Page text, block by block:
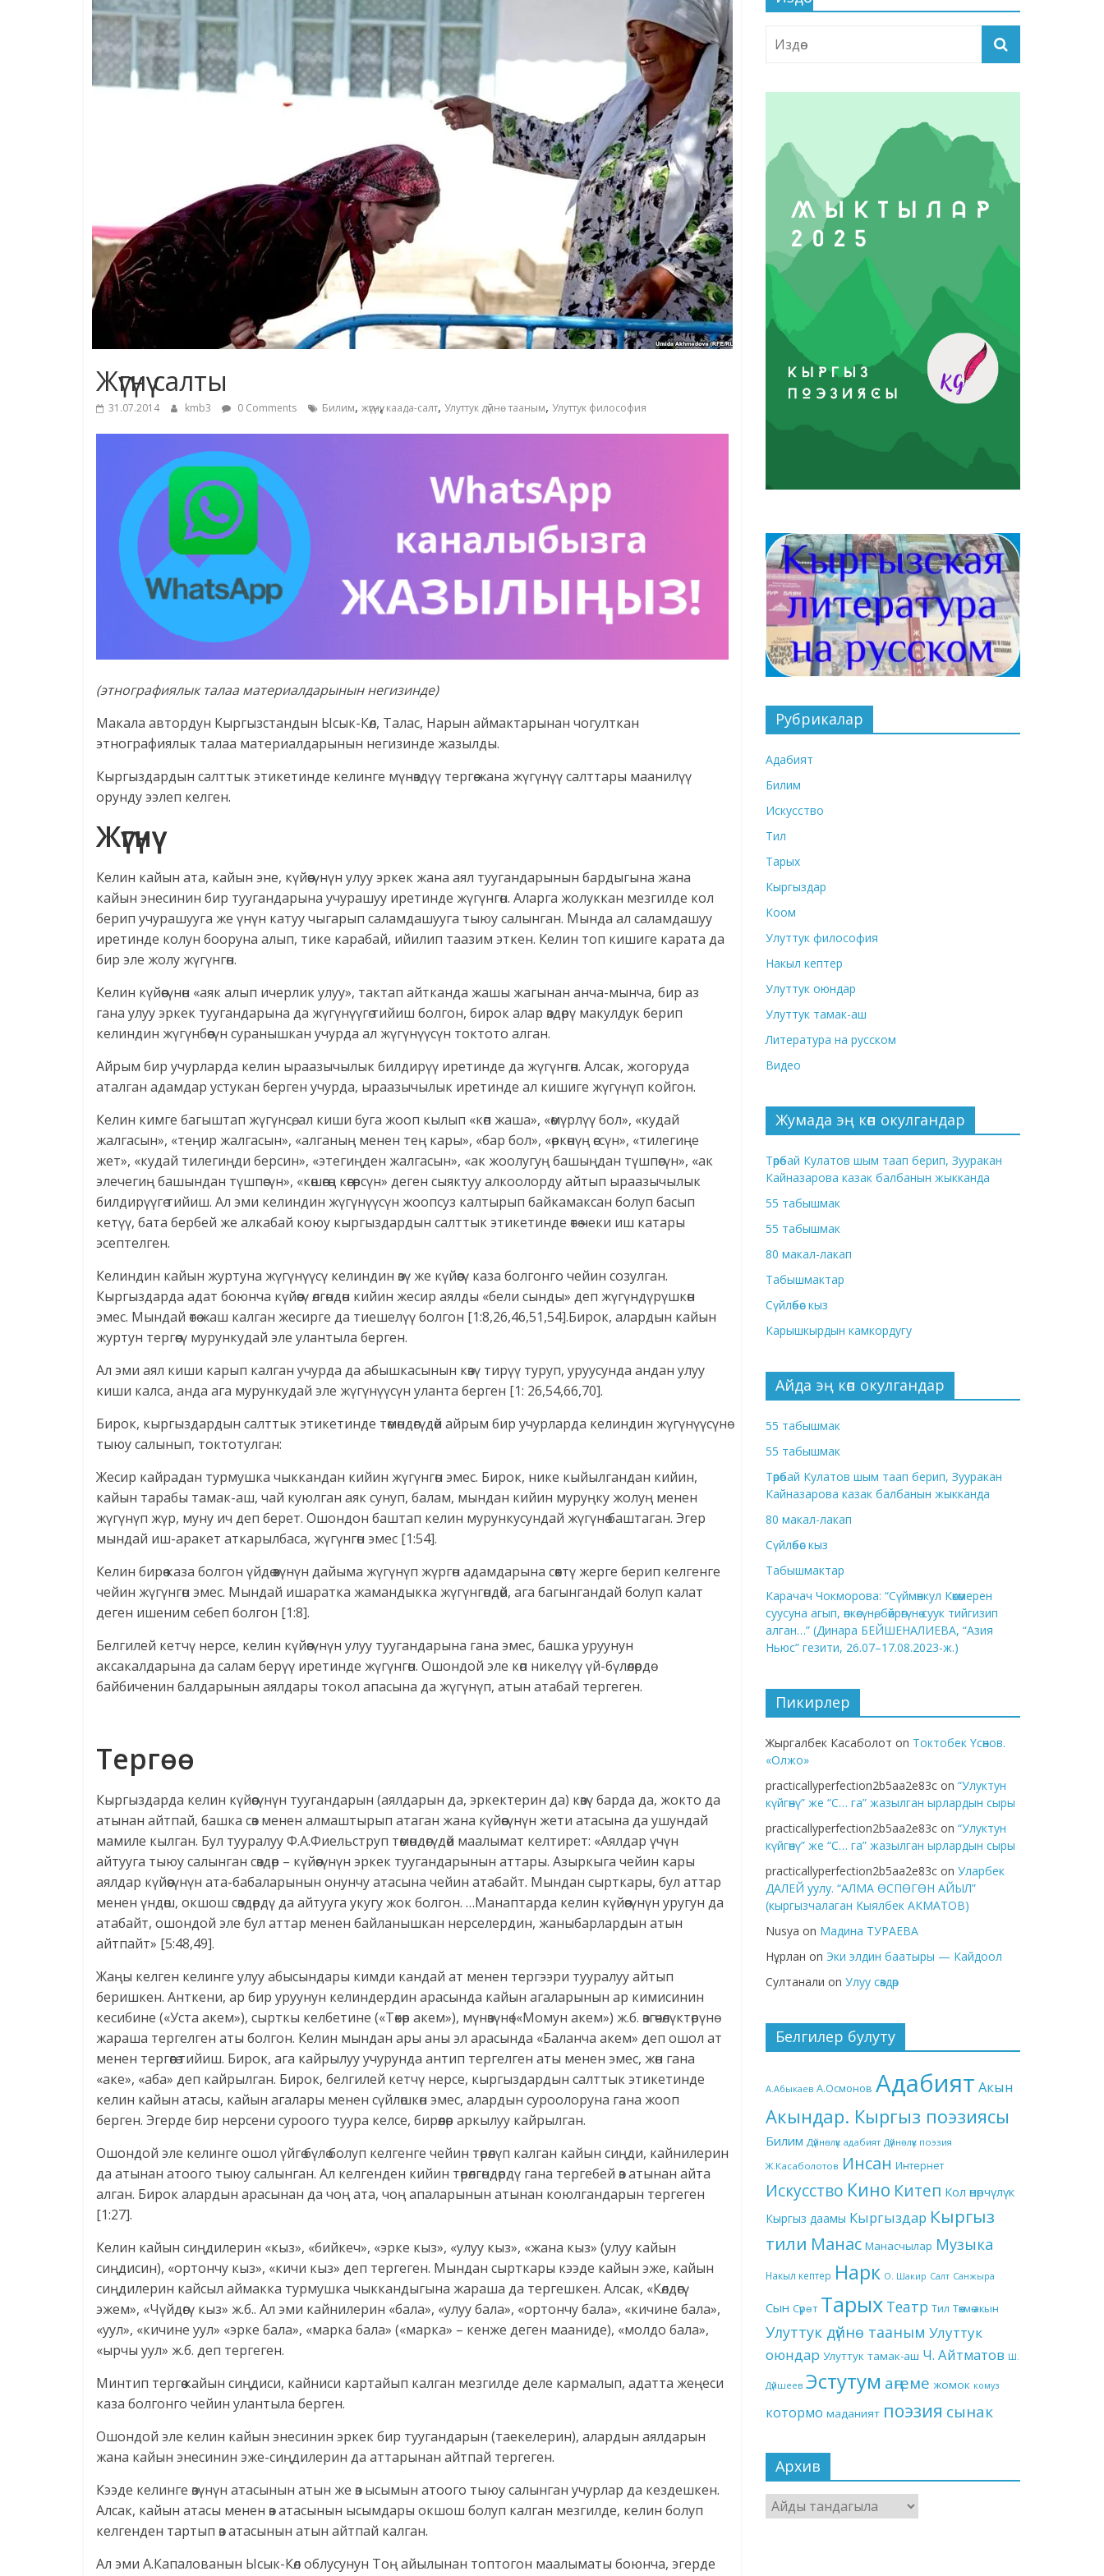
Жүгүнүү салты
31.07.2014 kmb3 0 Comments Билим, жүгүнүү,каада-салт, Улуттук дүйнө тааным, Улуттук философия
(этнографиялык талаа материалдарынын негизинде)
Макала автордун Кыргызстандын Ысык-Көл, Талас, Нарын аймактарынан чогулткан
этнографиялык талаа материалдарынын негизинде жазылды.
Кыргыздардын салттык этикетинде келинге мүнөздүү тергөө жана жүгүнүү салттары маанилүү
орунду ээлеп келген.
Жүгүнүү
Келин кайын ата, кайын эне, күйөөсүнүн улуу эркек жана аял туугандарынын бардыгына жана
кайын энесинин бир туугандарына учурашуу иретинде жүгүнгөн. Аларга жолуккан мезгилде кол
берип учурашууга же үнүн катуу чыгарып саламдашууга тыюу салынган. Мында ал саламдашуу
иретинде колун бооруна алып, тике карабай, ийилип таазим эткен. Келин топ кишиге карата да
бир эле жолу жүгүнгөн.
Келин күйөөсүнөн «аяк алып ичерлик улуу», тактап айтканда жашы жагынан анча-мынча, бир аз
гана улуу эркек туугандарына да жүгүнүүгө тийиш болгон, бирок алар өздөрү макулдук берип
келиндин жүгүнбөөсүн суранышкан учурда ал жүгүнүүсүн токтото алган.
Айрым бир учурларда келин ыраазычылык билдирүү иретинде да жүгүнгөн. Алсак, жогоруда
аталган адамдар устукан берген учурда, ыраазычылык иретинде ал кишиге жүгүнүп койгон.
Келин кимге багыштап жүгүнсө, ал киши буга жооп кылып «көп жаша», «өмүрлүү бол», «кудай
жалгасын», «теңир жалгасын», «алганың менен тең кары», «бар бол», «өркөнүң өссүн», «тилегиңе
жет», «кудай тилегиңди берсин», «этегиңден жалгасын», «ак жоолугуң башыңдан түшпөсүн», «ак
элечегиң башындан түшпөсүн», «көшөгөң көгөрсүн» деген сыяктуу алкоолорду айтып ыраазычылык
билдирүүгө тийиш. Ал эми келиндин жүгүнүүсүн жоопсуз калтырып байкамаксан болуп басып
кетүү, бата бербей же алкабай коюу кыргыздардын салттык этикетинде өтө чеки иш катары
эсептелген.
Келиндин кайын журтуна жүгүнүүсү келиндин өзү же күйөөсү каза болгонго чейин созулган.
Кыргыздарда адат боюнча күйөөсү өлгөндөн кийин жесир аялды «бели сынды» деп жүгүндүрүшкөн
эмес. Мындай өтө жаш калган жесирге да тиешелүү болгон [1:8,26,46,51,54].Бирок, алардын кайын
журтун тергөөсү мурункудай эле улантыла берген.
Ал эми аял киши карып калган учурда да абышкасынын көзү тирүү туруп, уруусунда андан улуу
киши калса, анда ага мурункудай эле жүгүнүүсүн уланта берген [1: 26,54,66,70].
Бирок, кыргыздардын салттык этикетинде төмөндөгүдөй айрым бир учурларда келиндин жүгүнүүсүнө
тыюу салынып, токтотулган:
Жесир кайрадан турмушка чыккандан кийин жүгүнгөн эмес. Бирок, нике кыйылгандан кийин,
кайын тарабы тамак-аш, чай куюлган аяк сунуп, балам, мындан кийин муруңку жолуң менен
жүгүнүп жүр, муну ич деп берет. Ошондон баштап келин мурункусундай жүгүнө баштаган. Эгер
мындай иш-аракет аткарылбаса, жүгүнгөн эмес [1:54].
Келин бирөө каза болгон үйдө өзүнүн дайыма жүгүнүп жүргөн адамдарына сөөктү жерге берип келгенге
чейин жүгүнгөн эмес. Мындай ишаратка жамандыкка жүгүнгөндөй, ага багынгандай болуп калат
деген ишеним себеп болгон [1:8].
Белгилей кетчү нерсе, келин күйөөсүнүн улуу туугандарына гана эмес, башка уруунун
аксакалдарына да салам берүү иретинде жүгүнгөн. Ошондой эле көп никелүү үй-бүлөлөрдө
байбиченин балдарынын аялдары токол апасына да жүгүнүп, атын атабай тергеген.
Тергөө
Кыргыздарда келин күйөөсүнүн туугандарын (аялдарын да, эркектерин да) көзү барда да, жокто да
атынан айтпай, башка сөз менен алмаштырып атаган жана күйөөсүнүн жети атасына да ушундай
мамиле кылган. Бул тууралуу Ф.А.Фиельструп төмөндөгүдөй маалымат келтирет: «Аялдар үчүн
айтууга тыюу салынган сөздөр – күйөөсүнүн эркек туугандарынын аттары. Азыркыга чейин кары
аялдар күйөөсүнүн ата-бабаларынын онунчу атасына чейин атабайт. Мындан сырткары, бул аттар
менен үндөш, окшош сөздөрдү да айтууга укугу жок болгон. …Манаптарда келин күйөөсүнүн уругун да
атабайт, ошондой эле бул аттар менен байланышкан нерселердин, жаныбарлардын атын
айтпайт» [5:48,49].
Жаңы келген келинге улуу абысындары кимди кандай ат менен тергээри тууралуу айтып
беришкен. Анткени, ар бир уруунун келиндердин арасында кайын агаларынын ар кимисинин
кесибине («Уста акем»), сырткы келбетине («Төкөр акем»), мүнөзүнө («Момун акем») ж.б. өзгөчөлүктөрүнө
жараша тергелген аты болгон. Келин мындан ары аны эл арасында «Баланча акем» деп ошол ат
менен тергөөгө тийиш. Бирок, ага кайрылуу учурунда антип тергелген аты менен эмес, жөн гана
«аке», «аба» деп кайрылган. Бирок, белгилей кетчү нерсе, кыргыздардын салттык этикетинде
келин кайын атасы, кайын агалары менен сүйлөшкөн эмес, алардын суроолоруна гана жооп
берген. Эгерде бир нерсени суроого туура келсе, бирөөлөр аркылуу кайрылган.
Ошондой эле келинге ошол үйгө бүлө болуп келгенге чейин төрөлүп калган кайын сиңди, кайнилерин
да атынан атоого тыюу салынган. Ал келгенден кийин төрөлгөндөрдү гана тергебей өз атынан айта
алган. Бирок алардын арасынан да чоң ата, чоң апаларынын атынан коюлгандарын тергеген
[1:27].
Келин кайын сиңдилерин «кыз», «бийкеч», «эрке кыз», «улуу кыз», «жана кыз» (улуу кайын
сиңдисин), «ортончу кыз», «кичи кыз» деп тергеген. Мындан сырткары кээде кайын эже, кайын
сиңдилерин кайсыл аймакка турмушка чыккандыгына жараша да тергешкен. Алсак, «Көлдөгү
эжем», «Чүйдөгү кыз» ж.б.. Ал эми кайнилерин «бала», «улуу бала», «ортончу бала», «кичине бала»,
«уул», «кичине уул» «эрке бала», «марка бала» («марка» – кенже деген мааниде), «молдо бала»,
«ырчы уул» ж.б. деп тергеген.
Минтип тергөө кайын сиңдиси, кайниси картайып калган мезгилде деле кармалып, адатта жеңеси
каза болгонго чейин улантыла берген.
Ошондой эле келин кайын энесинин эркек бир туугандарын (таекелерин), алардын аялдарын
жана кайын энесинин эже-сиңдилерин да аттарынан айтпай тергеген.
Кээде келинге өзүнүн атасынын атын же өз ысымын атоого тыюу салынган учурлар да кездешкен.
Алсак, кайын атасы менен өз атасынын ысымдары окшош болуп калган мезгилде, келин болуп
келгенден тартып өз атасынын атын айтпай калган.
Ал эми А.Капалованын Ысык-Көл облусунун Тоң айылынан топтогон маалыматы боюнча, эгерде
Рубрикалар
Адабият
Билим
Искусство
Тил
Тарых
Кыргыздар
Коом
Улуттук философия
Накыл кептер
Улуттук оюндар
Улуттук тамак-аш
Литература на русском
Видео
Жумада эң көп окулгандар
Төрөбай Кулатов шым таап берип, Зууракан
Кайназарова казак балбанын жыкканда
55 табышмак
55 табышмак
80 макал-лакап
Табышмактар
Сүйлөбөс кыз
Карышкырдын камкордугу
Айда эң көп окулгандар
55 табышмак
55 табышмак
Төрөбай Кулатов шым таап берип, Зууракан
Кайназарова казак балбанын жыкканда
80 макал-лакап
Сүйлөбөс кыз
Табышмактар
Карачач Чокморова: “Сүймөнкул Көкөмерен
суусуна агып, өпкөсүнө, бөйрөгүнө суук тийгизип
алган…” (Динара БЕЙШЕНАЛИЕВА, “Азия
Ньюс” гезити, 26.07–17.08.2023-ж.)
Пикирлер
Жыргалбек Касаболот on Токтобек Үсөнов.
«Олжо»
practicallyperfection2b5aa2e83c on “Улуктун
күйгөнү” же “С… га” жазылган ырлардын сыры
practicallyperfection2b5aa2e83c on “Улуктун
күйгөнү” же “С… га” жазылган ырлардын сыры
practicallyperfection2b5aa2e83c on Уларбек
ДАЛЕЙ уулу. “АЛМА ӨСПӨГӨН АЙЫЛ”
(кыргызчалаган Кыялбек АКМАТОВ)
Nusya on Мадина ТУРАЕВА
Нұрлан on Эки элдин баатыры — Кайдоол
Султанали on Улуу сөздөр
Белгилер булуту
А.Абыкаев А.Осмонов Адабият Акын
Акындар. Кыргыз поэзиясы
Билим Дүйнөлүк адабият Дүйнөлүк поэзия
Ж.Касаболотов Инсан Интернет
Искусство Кино Китеп Кол өнөрчүлүк
Кыргыз даамы Кыргыздар Кыргыз
тили Манас Манасчылар Музыка
Накыл кептер Нарк О. Шакир Салт Санжыра
Сын Сүрөт Тарых Театр Тил Төкмө акын
Улуттук дүйнө тааным Улуттук
оюндар Улуттук тамак-аш Ч. Айтматов Ш.
Дүйшеев Эстутум аңгеме жомок комуз
котормо маданият поэзия сынак
Архив
Архив